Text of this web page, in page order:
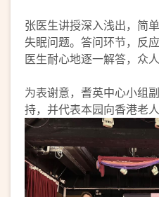
张医生讲授深入浅出，简
失眠问题。答问环节，反
医生耐心地逐一解答，众人
为表谢意，耆英中心小组
持，并代表本园向香港老